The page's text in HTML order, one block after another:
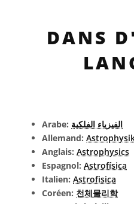
DANS
Arabe: الفيزياء الفلكية
Allemand:
Anglais: Astrophysics
Espagnol: Astrofísica
Italien: Astrofisica
Coréen: 천체물리학